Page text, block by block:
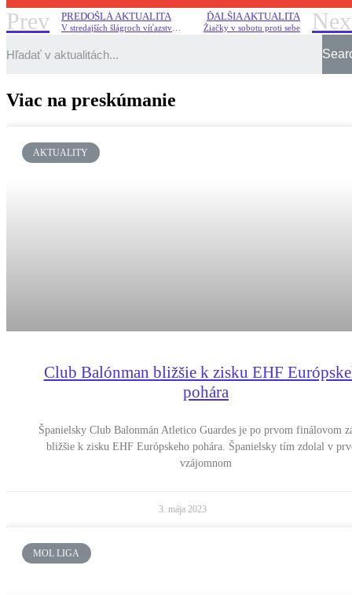
Prev PREDOŠLÁ AKTUALITA ĎALŠIA AKTUALITA
Žiačky v sobotu proti sebe
Viac na preskúmanie
AKTUALITY
Club Balónman bližšie k zisku EHF
pohára
Španielsky Club Balonmán Atletico Guardes je po prvom finálovom
bližšie k zisku EHF Európskeho pohára. Španielsky tím zdolal v
vzájomnom
3. mája 2023
MOL LIGA